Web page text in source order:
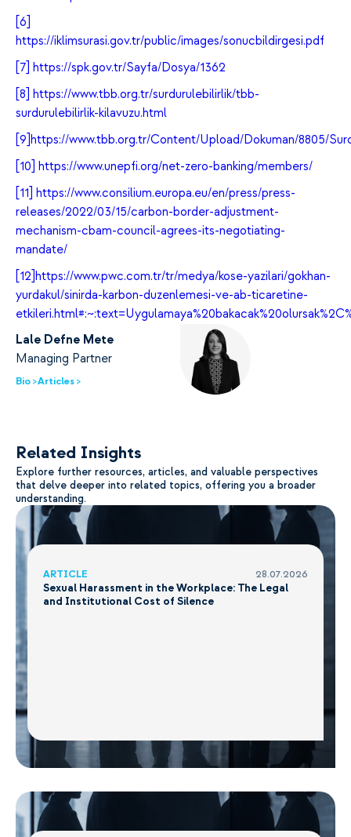
[6]
https://iklimsurasi.gov.tr/public/images/sonucbildirgesi.pdf
[7] https://spk.gov.tr/Sayfa/Dosya/1362
[8] https://www.tbb.org.tr/surdurulebilirlik/tbb-
surdurulebilirlik-kilavuzu.html
[9] https://www.tbb.org.tr/Content/Upload/Dokuman/8805/
[10] https://www.unepfi.org/net-zero-banking/members/
[11] https://www.consilium.europa.eu/en/press/press-
releases/2022/03/15/carbon-border-adjustment-
mechanism-cbam-council-agrees-its-negotiating-
mandate/
[12] https://www.pwc.com.tr/tr/medya/kose-yazilari/gokhan-
yurdakul/sinirda-karbon-duzenlemesi-ve-ab-ticaretine-
Lale Defne Mete
Managing Partner
Bio >Articles >
Related Insights
Explore further resources, articles, and valuable perspectives
that delve deeper into related topics, offering you a broader
understanding.
ARTICLE 28.07.2026
Sexual Harassment in the Workplace: The Legal
and Institutional Cost of Silence